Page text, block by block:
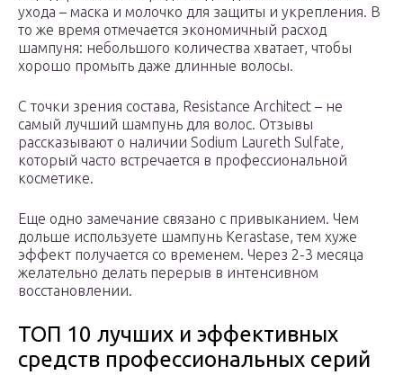
ухода – маска и молочко для защиты и укрепления. В
то же время отмечается экономичный расход
шампуня: небольшого количества хватает, чтобы
хорошо промыть даже длинные волосы.
С точки зрения состава, Resistance Architect – не
самый лучший шампунь для волос. Отзывы
рассказывают о наличии Sodium Laureth Sulfate,
который часто встречается в профессиональной
косметике.
Еще одно замечание связано с привыканием. Чем
дольше используете шампунь Kerastase, тем хуже
эффект получается со временем. Через 2-3 месяца
желательно делать перерыв в интенсивном
восстановлении.
ТОП 10 лучших и эффективных
средств профессиональных серий